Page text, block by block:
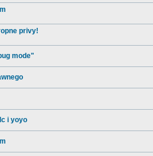
privy!
mode"
i yoyo